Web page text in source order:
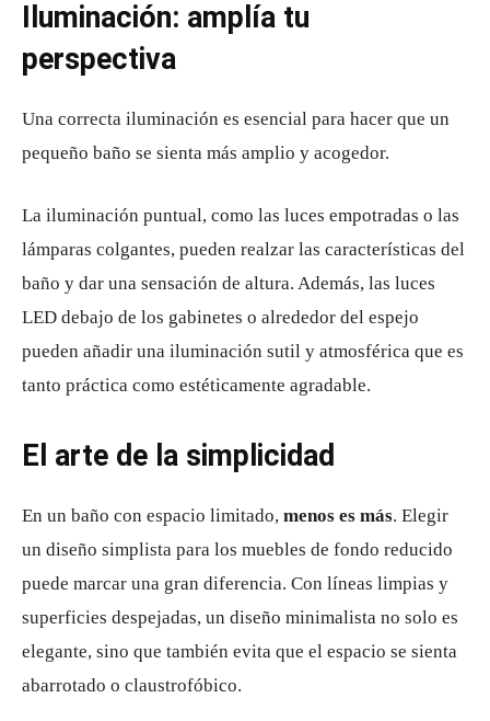
Iluminación: amplía tu
perspectiva
Una correcta iluminación es esencial para hacer que un
pequeño baño se sienta más amplio y acogedor.
La iluminación puntual, como las luces empotradas o las
lámparas colgantes, pueden realzar las características del
baño y dar una sensación de altura. Además, las luces
LED debajo de los gabinetes o alrededor del espejo
pueden añadir una iluminación sutil y atmosférica que es
tanto práctica como estéticamente agradable.
El arte de la simplicidad
En un baño con espacio limitado, menos es más. Elegir
un diseño simplista para los muebles de fondo reducido
puede marcar una gran diferencia. Con líneas limpias y
superficies despejadas, un diseño minimalista no solo es
elegante, sino que también evita que el espacio se sienta
abarrotado o claustrofóbico.